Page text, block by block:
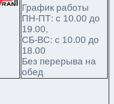
График работы
ПН-ПТ: с 10.00 до
19.00,
СБ-ВС: с 10.00 до
18.00
Без перерыва на
обед